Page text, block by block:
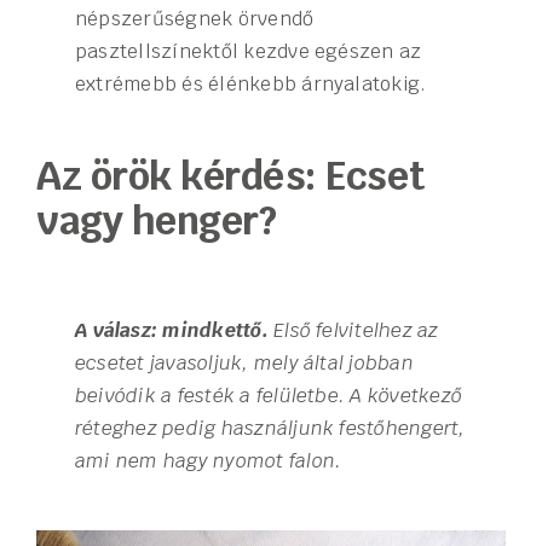
népszerűségnek örvendő
pasztellszínektől kezdve egészen az
extrémebb és élénkebb árnyalatokig.
Az örök kérdés: Ecset
vagy henger?
A válasz: mindkettő.Első felvitelhez az
ecsetet javasoljuk, mely által jobban
beivódik a festék a felületbe. A következő
réteghez pedig használjunk festőhengert,
ami nem hagy nyomot falon.